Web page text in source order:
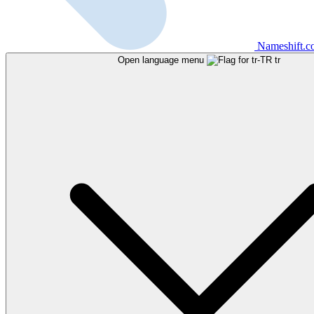
Open language menu tr